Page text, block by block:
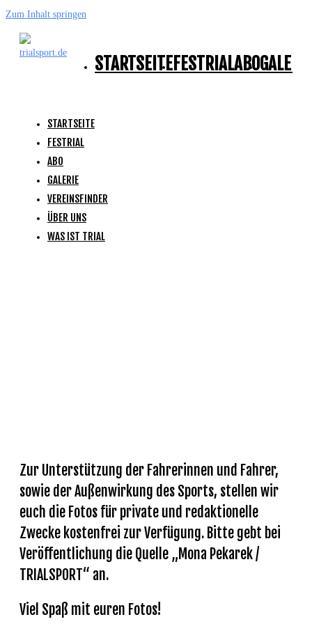
Zum Inhalt springen
STARTSEITEFESTRIALABOGALERIE
STARTSEITE
FESTRIAL
ABO
GALERIE
VEREINSFINDER
ÜBER UNS
WAS IST TRIAL
Zur Unterstützung der Fahrerinnen und Fahrer,
sowie der Außenwirkung des Sports, stellen wir
euch die Fotos für private und redaktionelle
Zwecke kostenfrei zur Verfügung. Bitte gebt bei
Veröffentlichung die Quelle „Mona Pekarek /
TRIALSPORT“ an.
Viel Spaß mit euren Fotos!